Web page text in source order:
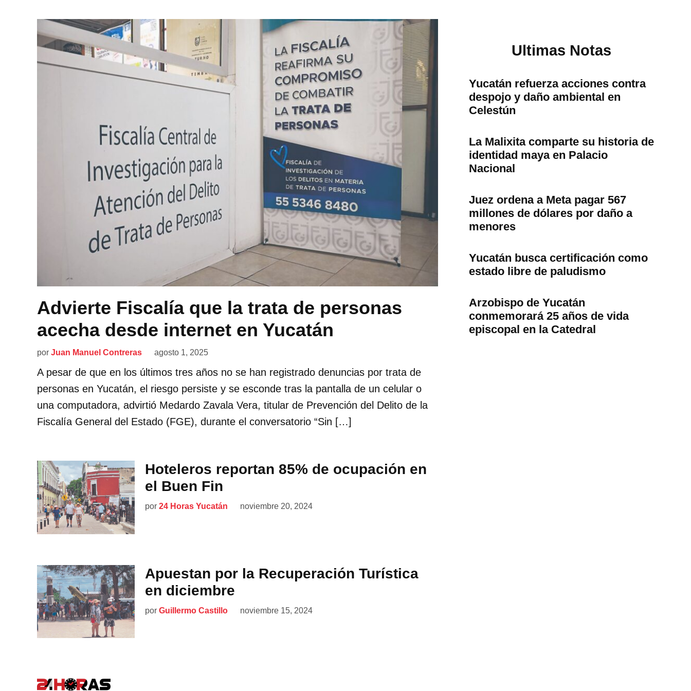
Advierte Fiscalía que la trata de personas
acecha desde internet en Yucatán
por Juan Manuel Contreras agosto 1, 2025
A pesar de que en los últimos tres años no se han registrado denuncias por trata de
personas en Yucatán, el riesgo persiste y se esconde tras la pantalla de un celular o
una computadora, advirtió Medardo Zavala Vera, titular de Prevención del Delito de la
Fiscalía General del Estado (FGE), durante el conversatorio “Sin […]
Hoteleros reportan 85% de ocupación en
el Buen Fin
por 24 Horas Yucatán noviembre 20, 2024
Apuestan por la Recuperación Turística
en diciembre
por Guillermo Castillo noviembre 15, 2024
Ultimas Notas
Yucatán refuerza acciones contra
despojo y daño ambiental en
Celestún
La Malixita comparte su historia de
identidad maya en Palacio
Nacional
Juez ordena a Meta pagar 567
millones de dólares por daño a
menores
Yucatán busca certificación como
estado libre de paludismo
Arzobispo de Yucatán
conmemorará 25 años de vida
episcopal en la Catedral